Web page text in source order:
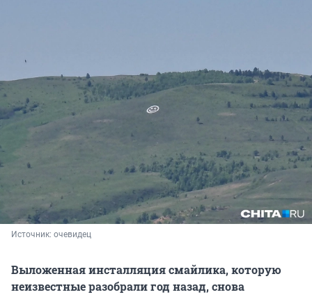
Источник: очевидец
Выложенная инсталляция смайлика, которую
неизвестные разобрали год назад, снова